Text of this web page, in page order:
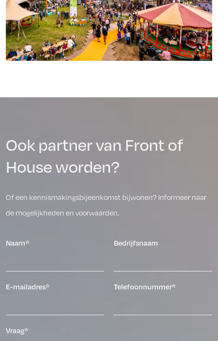
Ook partner van Front of
House worden?
Of een kennismakingsbijeenkomst bijwonen? Informeer naar
de mogelijkheden en voorwaarden.
Naam* Bedrijfsnaam
E-mailadres* Telefoonnummer*
Vraag*